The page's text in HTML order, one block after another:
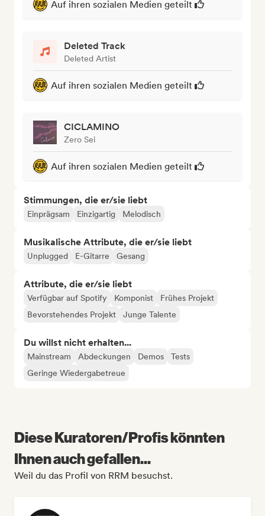
Auf ihren sozialen Medien geteilt
Deleted Track
Deleted Artist
Auf ihren sozialen Medien geteilt
CICLAMINO
Zero Sei
Auf ihren sozialen Medien geteilt
Stimmungen, die er/sie liebt
Einprägsam Einzigartig Melodisch
Musikalische Attribute, die er/sie liebt
Unplugged E-Gitarre Gesang
Attribute, die er/sie liebt
Verfügbar auf Spotify Komponist
Frühes Projekt
Bevorstehendes Projekt
Junge Talente
Du willst nicht erhalten...
Mainstream Abdeckungen Demos
Tests
Geringe Wiedergabetreue
Diese Kuratoren/Profis könnten
Ihnen auch gefallen...
Weil du das Profil von RRM besuchst.